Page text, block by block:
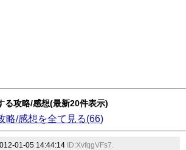
る攻略/感想(最新20件表示)
略/感想を全て見る(66)
01-05 14:44:14 ID:XvfqgVFs7.